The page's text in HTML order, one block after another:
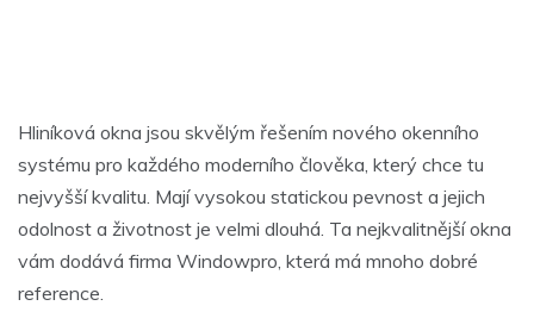
Hliníková okna jsou skvělým řešením nového okenního
systému pro každého moderního člověka, který chce tu
nejvyšší kvalitu. Mají vysokou statickou pevnost a jejich
odolnost a životnost je velmi dlouhá. Ta nejkvalitnější okna
vám dodává firma Windowpro, která má mnoho dobré
reference.